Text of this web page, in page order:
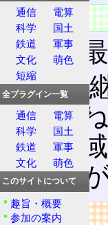
特徴
LTEは
その後
域を束
る。帯
ること
リンク
通信
電算
科学
国土
鉄道
軍事
文化
萌色
短縮
全プラグイン一覧
通信
電算
科学
国土
鉄道
軍事
文化
萌色
このサイトについて
趣旨・概要
参加の案内